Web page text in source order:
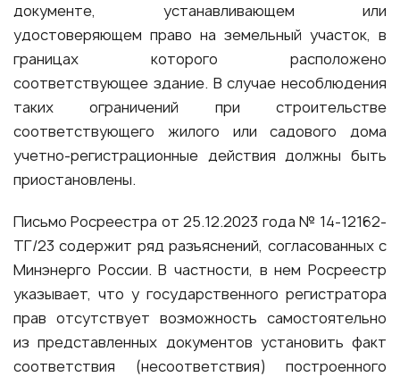
документе, устанавливающем или
удостоверяющем право на земельный участок, в
границах которого расположено
соответствующее здание. В случае несоблюдения
таких ограничений при строительстве
соответствующего жилого или садового дома
учетно-регистрационные действия должны быть
приостановлены.
Письмо Росреестра от 25.12.2023 года № 14-12162-
ТГ/23 содержит ряд разъяснений, согласованных с
Минэнерго России. В частности, в нем Росреестр
указывает, что у государственного регистратора
прав отсутствует возможность самостоятельно
из представленных документов установить факт
соответствия (несоответствия) построенного